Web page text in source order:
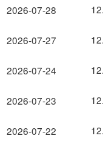
2026-07-28
2026-07-27
2026-07-24
2026-07-23
2026-07-22